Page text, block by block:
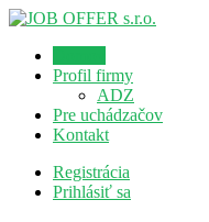
Profil firmy
ADZ
Pre uchádzačov
Kontakt
Registrácia
Prihlásiť sa